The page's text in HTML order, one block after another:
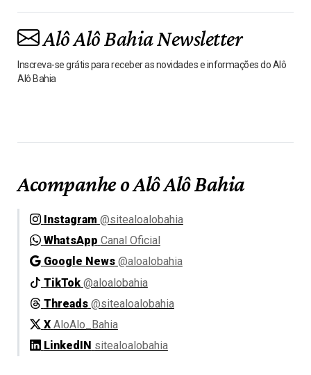
Alô Alô Bahia Newsletter
Inscreva-se grátis para receber as novidades e informações do Alô
Alô Bahia
Acompanhe o Alô Alô Bahia
Instagram @sitealoalobahia
WhatsApp Canal Oficial
Google News @aloalobahia
TikTok @aloalobahia
Threads @sitealoalobahia
X AloAlo_Bahia
LinkedIN sitealoalobahia